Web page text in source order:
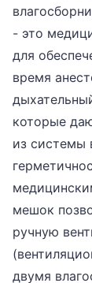
- это
для
время
которые
из системы
мешок
ручную
двумя